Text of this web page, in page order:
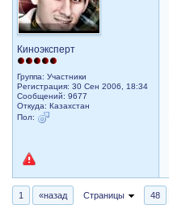
Киноэксперт
Группа: Участники
Регистрация: 30 Сен 2006, 18:34
Сообщений: 9677
Откуда: Казахстан
Пол:
1 «назад Страницы 48